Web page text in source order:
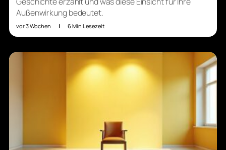
Außenwirkung bedeutet.
vor 3 Wochen | 6 Min Lesezeit